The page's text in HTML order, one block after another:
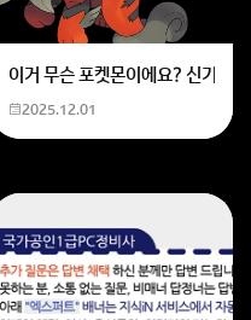
저격 여자 기억하기로는 위의 내
이거 무슨 포켓몬이에요? 신기하
2025.12.01